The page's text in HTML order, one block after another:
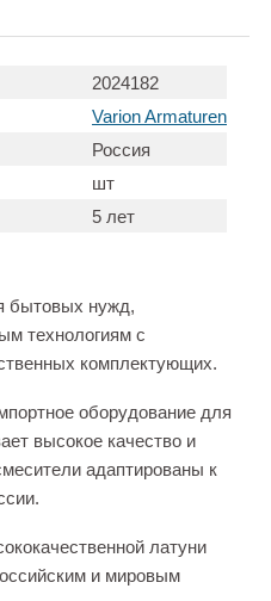
2024182
Varion Armaturen
Россия
шт
5 лет
бытовых нужд,
технологиям с
комплектующих.
оборудование для
высокое качество и
адаптированы к
латуни
и мировым